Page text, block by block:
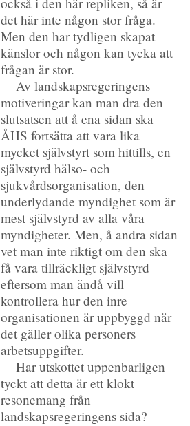
det här inte någon stor fråga.
Men den har tydligen skapat
känslor och någon kan tycka att
frågan är stor.
Av landskapsregeringens
motiveringar kan man dra den
slutsatsen att å ena sidan ska
ÅHS fortsätta att vara lika
mycket självstyrt som hittills, en
självstyrd hälso- och
sjukvårdsorganisation, den
underlydande myndighet som är
mest självstyrd av alla våra
myndigheter. Men, å andra sidan
vet man inte riktigt om den ska
få vara tillräckligt självstyrd
eftersom man ändå vill
kontrollera hur den inre
organisationen är uppbyggd när
det gäller olika personers
arbetsuppgifter.
Har utskottet uppenbarligen
tyckt att detta är ett klokt
resonemang från
landskapsregeringens sida?